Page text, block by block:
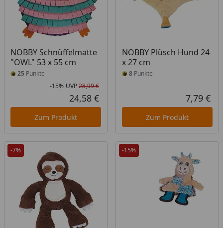
NOBBY Schnüffelmatte
"OWL" 53 x 55 cm
25 Punkte
Rabatt in Prozent
-15%
Ursprünglicher Preis
UVP28,99 €
Aktueller Preis
24,58 €
Zum Produkt
NOBBY Plüsch Hund 24
x 27 cm
8Punkte
7,79 €
Zum Produkt
-7% -15%